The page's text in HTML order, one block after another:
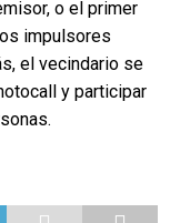
o el primer
impulsores
el vecindario se
y participar